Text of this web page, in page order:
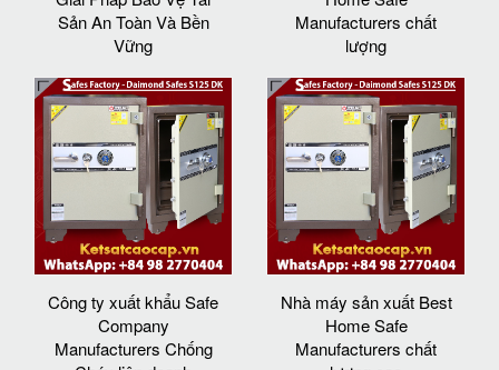
Sản An Toàn Và Bền
Vững
Manufacturers chất
lượng
Công ty xuất khẩu Safe
Company
Manufacturers Chống
Nhà máy sản xuất Best
Home Safe
Manufacturers chất